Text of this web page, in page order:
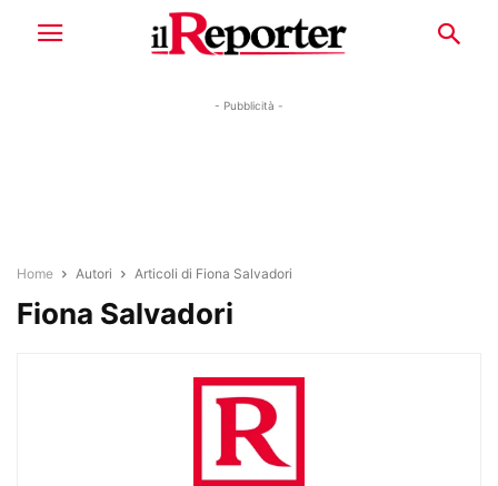
- Pubblicità -
Home Autori Articoli di Fiona Salvadori
Fiona Salvadori